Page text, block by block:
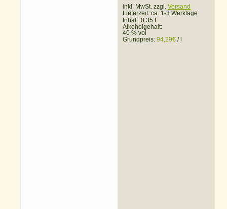
inkl. MwSt. zzgl. Versand
Lieferzeit: ca. 1-3 Werktage
Inhalt: 0.35 L
Alkoholgehalt:
40 % vol
Grundpreis: 94,29€ /